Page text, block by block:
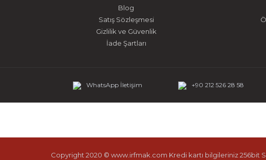
Blog
Satış Sözleşmesi
Gizlilik ve Güvenlik
İade Şartları
WhatsApp İletişim +90 212 526 28 58
Copyright 2020 © www.irfmak.com Kredi kartı bilgileriniz 256bit